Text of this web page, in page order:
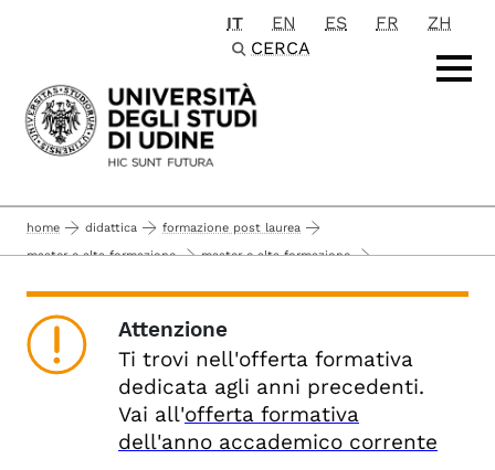
Passa al contenuto principale
IT EN ES FR
ZH
CERCA
home didattica
formazione post laurea
master e alta formazione
master e alta formazione
executive master in business administration - emba (milano)
Attenzione
Ti trovi nell'offerta formativa
dedicata agli anni precedenti.
Vai all'offerta formativa
dell'anno accademico corrente